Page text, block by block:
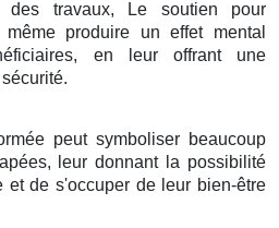
travaux, Le soutien pour
produire un effet mental
en leur offrant une
peut symboliser beaucoup
leur donnant la possibilité
et de s'occuper de leur bien-être